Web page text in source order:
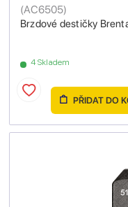
Brzdové destičky
(AC6505)
4 Skladem
PŘIDAT DO